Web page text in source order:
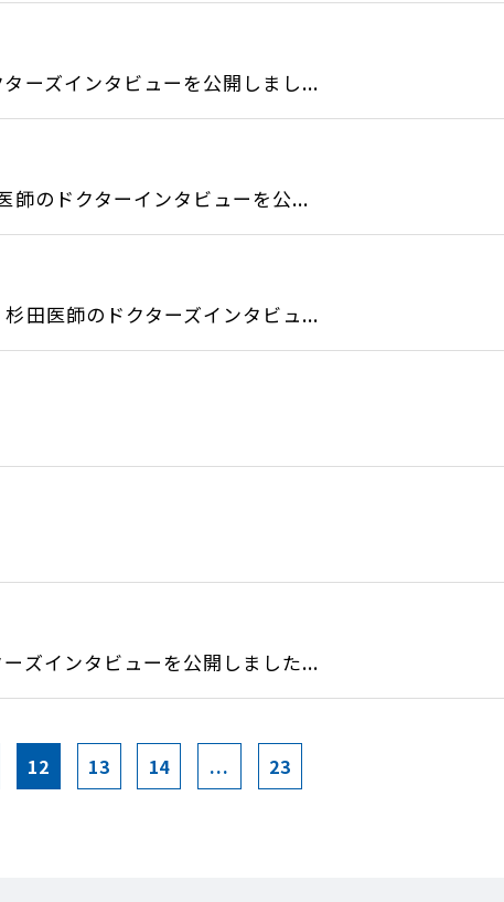
ーズインタビューを公開しまし...
師のドクターインタビューを公...
田医師のドクターズインタビュ...
ズインタビューを公開しました...
12 13 14 ... 23